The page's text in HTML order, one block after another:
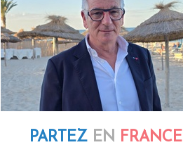
PARTEZ EN FRANCE